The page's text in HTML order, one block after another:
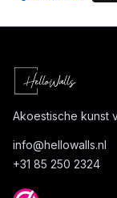
Akoestische kunst
info@hellowalls.nl
+31 85 250 2324